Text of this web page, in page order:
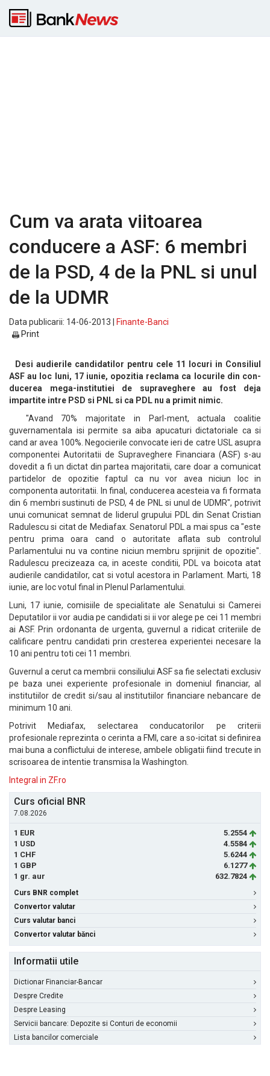
Cum va arata viitoarea
conducere a ASF: 6 membri
de la PSD, 4 de la PNL si unul
de la UDMR
Data publicarii: 14-06-2013 |
Finante-Banci
Print
Desi audierile candidatilor pentru cele 11 locuri in Consiliul
ASF au loc luni, 17 iunie, opozitia reclama ca locurile din con-
ducerea mega-institutiei de supraveghere au fost deja
impartite intre PSD si PNL si ca PDL nu a primit nimic.
"Avand 70% majoritate in Parl-ment, actuala coalitie
guvernamentala isi permite sa aiba apucaturi dictatoriale ca si
cand ar avea 100%. Negocierile convocate ieri de catre USL asupra
componentei Autoritatii de Supraveghere Financiara (ASF) s-au
dovedit a fi un dictat din partea majoritatii, care doar a comunicat
partidelor de opozitie faptul ca nu vor avea niciun loc in
componenta autoritatii. In final, conducerea acesteia va fi formata
din 6 membri sustinuti de PSD, 4 de PNL si unul de UDMR", potrivit
unui comunicat semnat de liderul grupului PDL din Senat Cristian
Radulescu si citat de Mediafax. Senatorul PDL a mai spus ca "este
pentru prima oara cand o autoritate aflata sub controlul
Parlamentului nu va contine niciun membru sprijinit de opozitie".
Radulescu precizeaza ca, in aceste conditii, PDL va boicota atat
audierile candidatilor, cat si votul acestora in Parlament. Marti, 18
iunie, are loc votul final in Plenul Parlamentului.
Luni, 17 iunie, comisiile de specialitate ale Senatului si Camerei
Deputatilor ii vor audia pe candidati si ii vor alege pe cei 11 membri
ai ASF. Prin ordonanta de urgenta, guvernul a ridicat criteriile de
calificare pentru candidati prin cresterea experientei necesare la
10 ani pentru toti cei 11 membri.
Guvernul a cerut ca membrii consiliului ASF sa fie selectati exclusiv
pe baza unei experiente profesionale in domeniul financiar, al
institutiilor de credit si/sau al institutiilor financiare nebancare de
minimum 10 ani.
Potrivit Mediafax, selectarea conducatorilor pe criterii
profesionale reprezinta o cerinta a FMI, care a so-icitat si definirea
mai buna a conflictului de interese, ambele obligatii fiind trecute in
scrisoarea de intentie transmisa la Washington.
Integral in ZF.ro
Curs oficial BNR
7.08.2026
1 EUR
5.2554
1 USD
4.5584
1 CHF
5.6244
1 GBP
6.1277
1 gr. aur
632.7824
Curs BNR complet
Convertor valutar
Curs valutar banci
Convertor valutar bănci
Informatii utile
Dictionar Financiar-Bancar
Despre Credite
Despre Leasing
Servicii bancare: Depozite si Conturi de economii
Lista bancilor comerciale